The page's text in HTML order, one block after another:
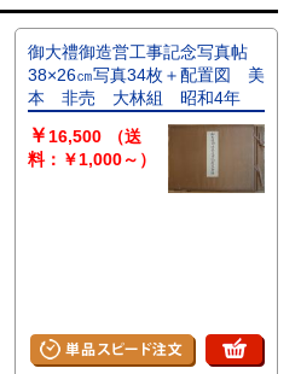
御大禮御造営工事記念写真帖
38×26㎝写真34枚＋配置図 美
本 非売 大林組 昭和4年
￥ 16,500
（送
料：￥1,000～）